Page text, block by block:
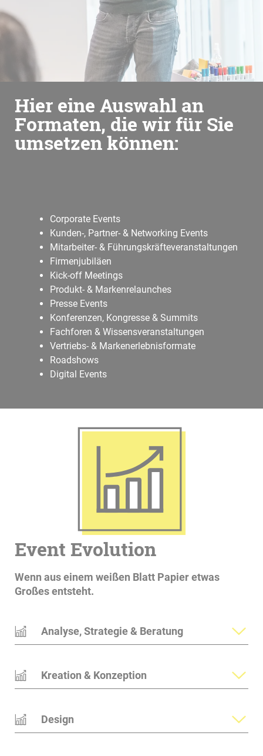
Hier eine Auswahl an
Formaten, die wir für Sie
umsetzen können:
Corporate Events
Kunden-, Partner- & Networking Events
Mitarbeiter- & Führungskräfteveranstaltungen
Firmenjubiläen
Kick-off Meetings
Produkt- & Markenrelaunches
Presse Events
Konferenzen, Kongresse & Summits
Fachforen & Wissensveranstaltungen
Vertriebs- & Markenerlebnisformate
Roadshows
Digital Events
Event Evolution
Wenn aus einem weißen Blatt Papier etwas
Großes entsteht.
Analyse, Strategie & Beratung
Kreation & Konzeption
Design